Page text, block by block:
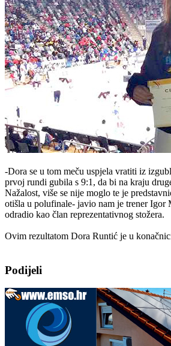
-Dora se u tom meču uspjela vratiti iz
prvoj rundi gubila s 9:1, da bi na kraju
Nažalost, više se nije moglo te je
otišla u polufinale- javio nam je trener
odradio kao član reprezentativnog stožera.
Ovim rezultatom Dora Runtić je u
Podijeli